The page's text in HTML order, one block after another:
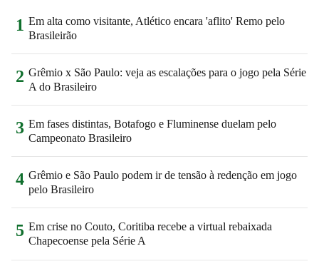
1 Em alta como visitante, Atlético encara 'aflito' Remo pelo
Brasileirão
2 Grêmio x São Paulo: veja as escalações para o jogo pela Série
A do Brasileiro
3 Em fases distintas, Botafogo e Fluminense duelam pelo
Campeonato Brasileiro
4 Grêmio e São Paulo podem ir de tensão à redenção em jogo
pelo Brasileiro
5 Em crise no Couto, Coritiba recebe a virtual rebaixada
Chapecoense pela Série A